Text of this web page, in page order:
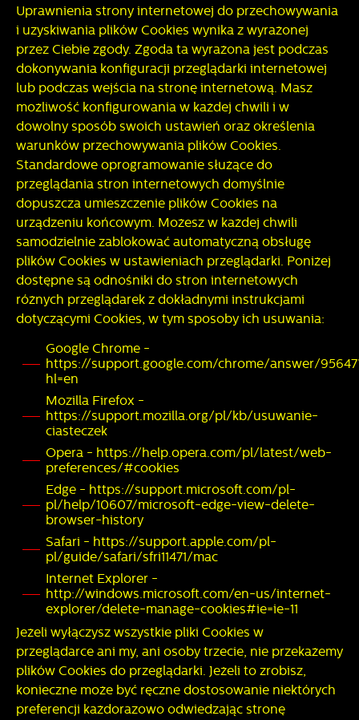
Uprawnienia strony internetowej do przechowywania
i uzyskiwania plików Cookies wynika z wyrażonej
przez Ciebie zgody. Zgoda ta wyrażona jest podczas
dokonywania konfiguracji przeglądarki internetowej
lub podczas wejścia na stronę internetową. Masz
możliwość konfigurowania w każdej chwili i w
dowolny sposób swoich ustawień oraz określenia
warunków przechowywania plików Cookies.
Standardowe oprogramowanie służące do
przeglądania stron internetowych domyślnie
dopuszcza umieszczenie plików Cookies na
urządzeniu końcowym. Możesz w każdej chwili
samodzielnie zablokować automatyczną obsługę
plików Cookies w ustawieniach przeglądarki. Poniżej
dostępne są odnośniki do stron internetowych
różnych przeglądarek z dokładnymi instrukcjami
dotyczącymi Cookies, w tym sposoby ich usuwania:
Google Chrome -
https://support.google.com/chrome/answer/
hl=en
Mozilla Firefox -
https://support.mozilla.org/pl/kb/usuwanie-
ciasteczek
Opera - https://help.opera.com/pl/latest/web-
preferences/#cookies
Edge - https://support.microsoft.com/pl-
pl/help/10607/microsoft-edge-view-delete-
browser-history
Safari - https://support.apple.com/pl-
pl/guide/safari/sfri11471/mac
Internet Explorer -
http://windows.microsoft.com/en-us/internet-
explorer/delete-manage-cookies#ie=ie-11
Jeżeli wyłączysz wszystkie pliki Cookies w
przeglądarce ani my, ani osoby trzecie, nie przekażemy
plików Cookies do przeglądarki. Jeżeli to zrobisz,
konieczne może być ręczne dostosowanie niektórych
preferencji każdorazowo odwiedzając stronę